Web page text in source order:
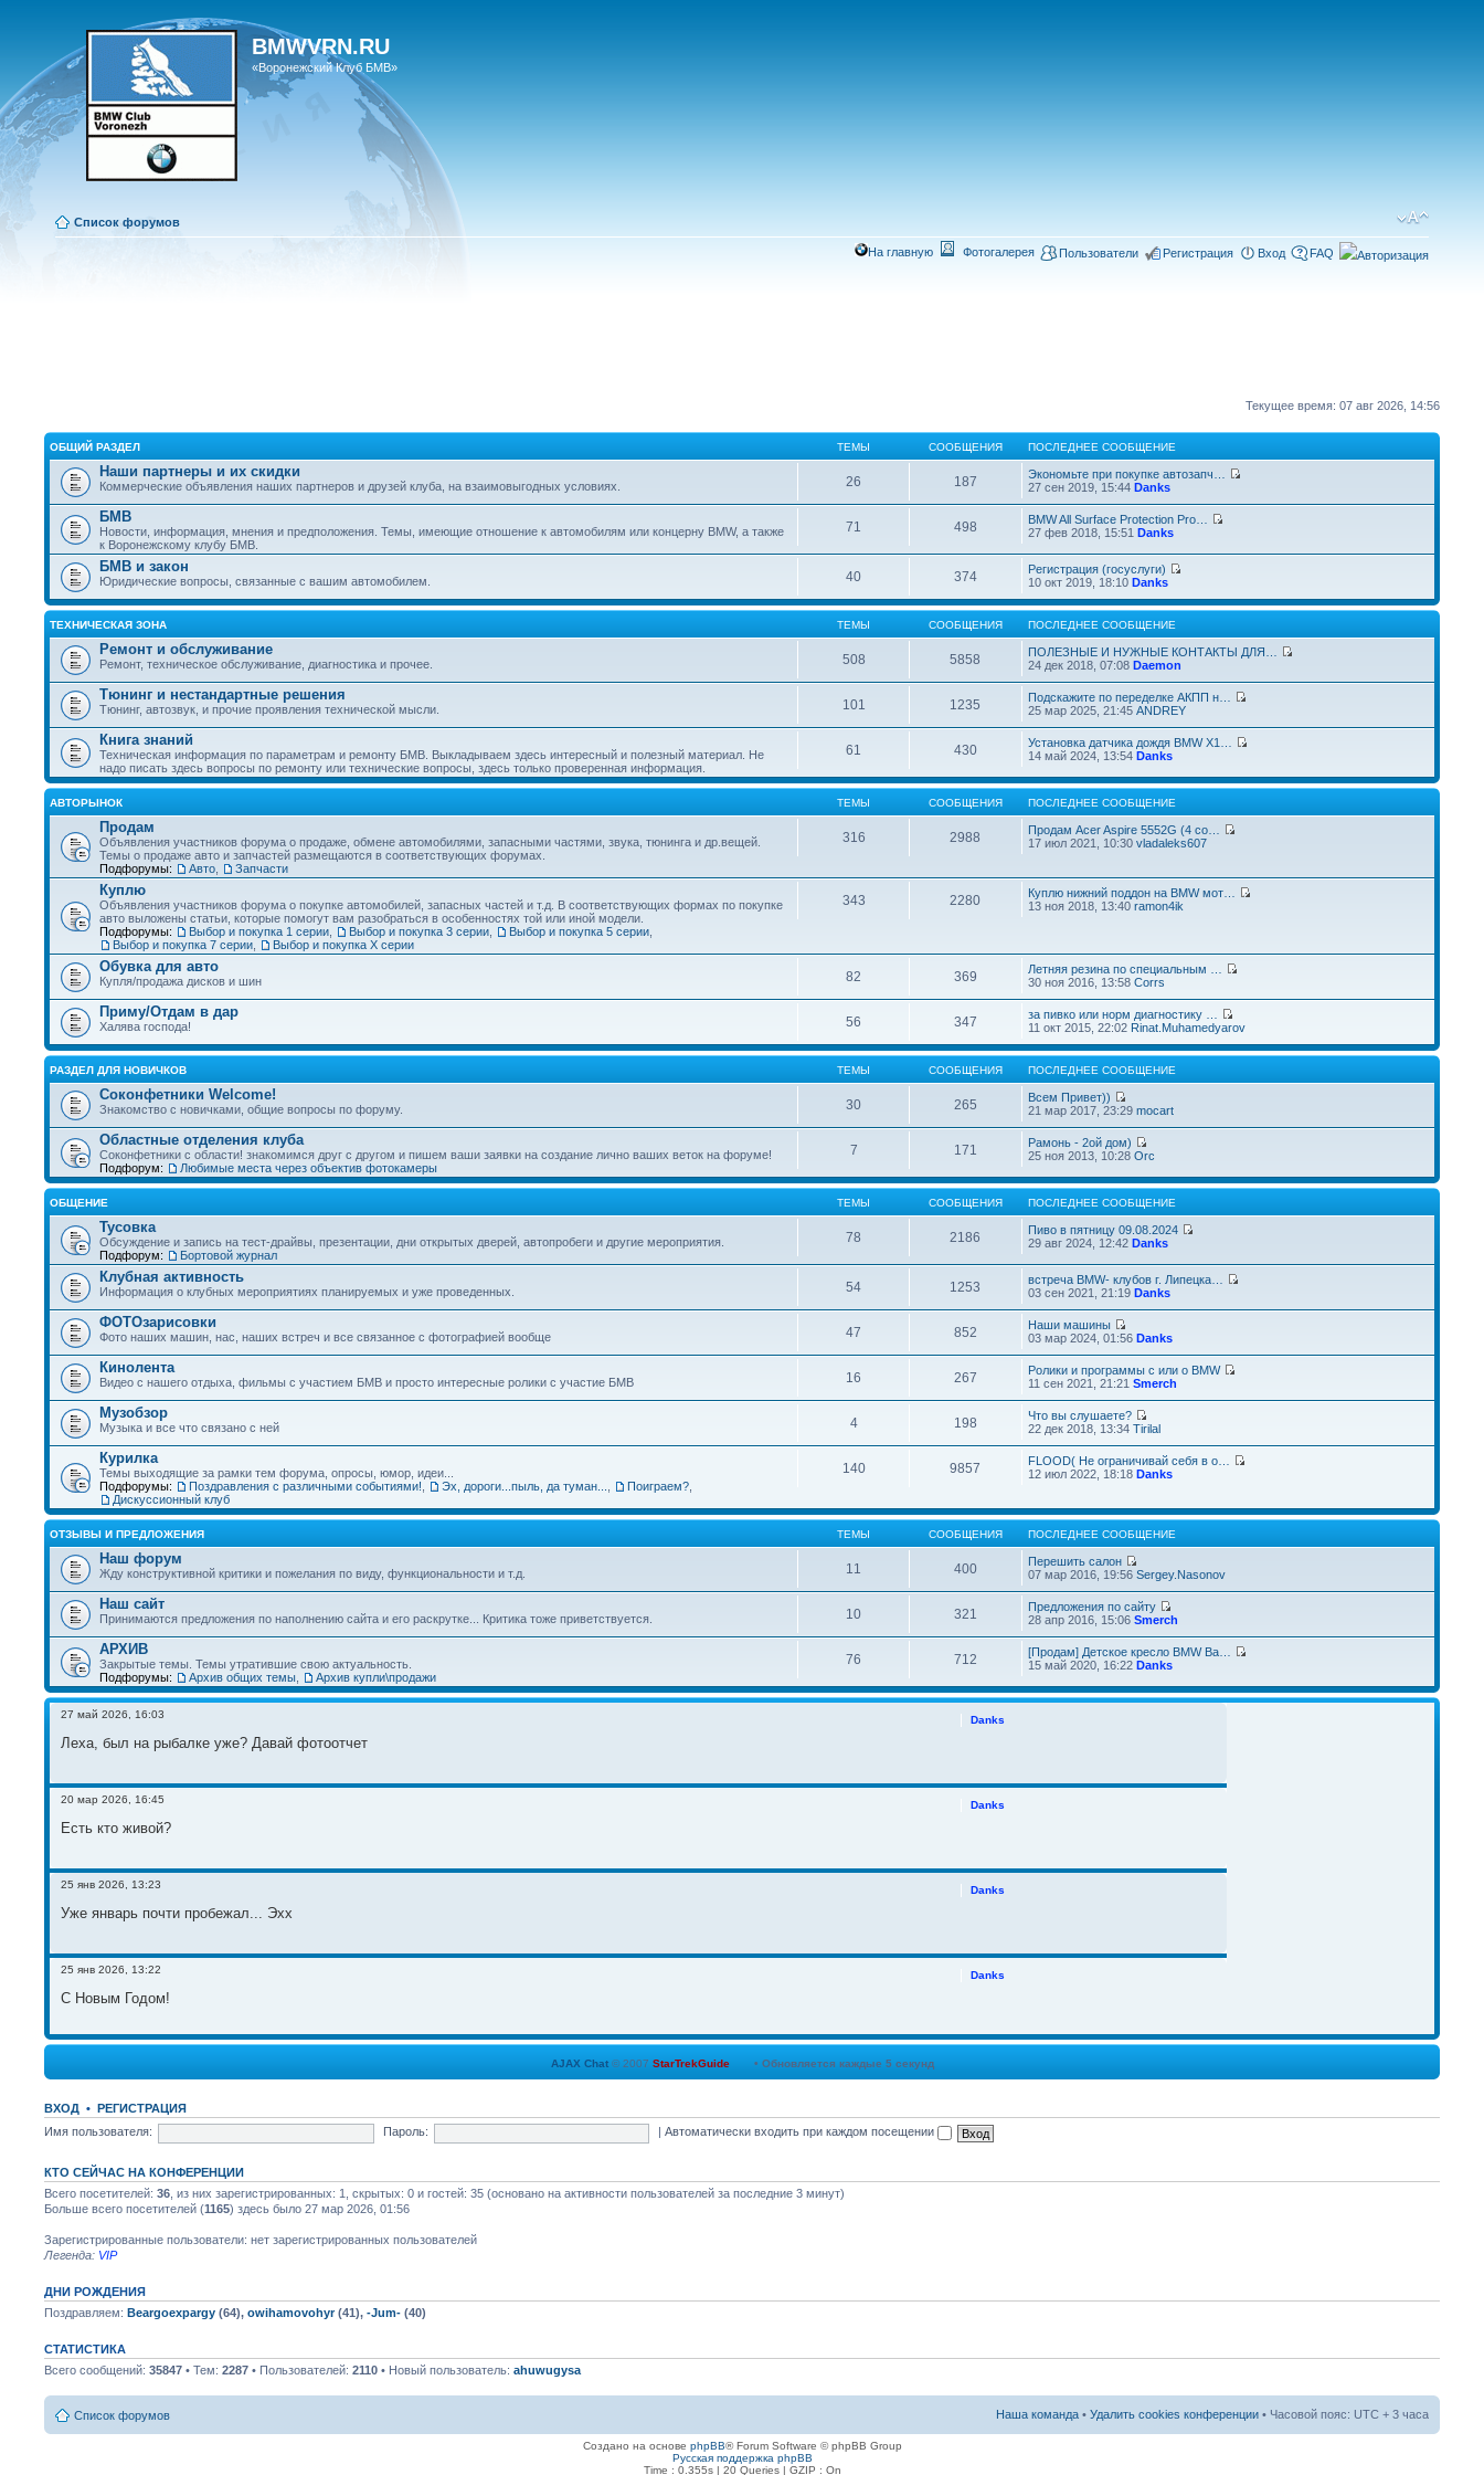
BMWVRN.RU
«Воронежский Клуб БМВ»
Список форумов
На главную Фотогалерея Пользователи Регистрация Вход FAQ
Текущее время: 07 авг 2026, 14:56
ОБЩИЙ РАЗДЕЛ ТЕМЫ СООБЩЕНИЯ ПОСЛЕДНЕЕ СООБЩЕНИЕ
Наши партнеры и их скидки
Коммерческие объявления наших партнеров и друзей клуба, на взаимовыгодных условиях. 26 187
Экономьте при покупке автозапч…
27 сен 2019, 15:44 Danks
БМВ
Новости, информация, мнения и предположения. Темы, имеющие отношение к автомобилям или концерну BMW, а также
к Воронежскому клубу БМВ.
71 498
BMW All Surface Protection Pro…
27 фев 2018, 15:51 Danks
БМВ и закон
Юридические вопросы, связанные с вашим автомобилем. 40 374
Регистрация (госуслуги)
10 окт 2019, 18:10 Danks
ТЕХНИЧЕСКАЯ ЗОНА ТЕМЫ СООБЩЕНИЯ ПОСЛЕДНЕЕ СООБЩЕНИЕ
Ремонт и обслуживание
Ремонт, техническое обслуживание, диагностика и прочее. 508 5858
ПОЛЕЗНЫЕ И НУЖНЫЕ КОНТАКТЫ ДЛЯ…
24 дек 2018, 07:08 Daemon
Тюнинг и нестандартные решения
Тюнинг, автозвук, и прочие проявления технической мысли. 101 1235
Подскажите по переделке АКПП н…
25 мар 2025, 21:45 ANDREY
Книга знаний
Техническая информация по параметрам и ремонту БМВ. Выкладываем здесь интересный и полезный материал. Не
надо писать здесь вопросы по ремонту или технические вопросы, здесь только проверенная информация.
61 430
Установка датчика дождя BMW X1…
14 май 2024, 13:54 Danks
АВТОРЫНОК ТЕМЫ СООБЩЕНИЯ ПОСЛЕДНЕЕ СООБЩЕНИЕ
Продам
Объявления участников форума о продаже, обмене автомобилями, запасными частями, звука, тюнинга и др.вещей.
Темы о продаже авто и запчастей размещаются в соответствующих форумах.
Подфорумы:
Авто Запчасти
316 2988
Продам Acer Aspire 5552G (4 co…
17 июл 2021, 10:30 vladaleks607
Куплю
Объявления участников форума о покупке автомобилей, запасных частей и т.д. В соответствующих формах по покупке
авто выложены статьи, которые помогут вам разобраться в особенностях той или иной модели.
Подфорумы:
Выбор и покупка 1 серии Выбор и покупка 3 серии Выбор и покупка 5 серии
Выбор и покупка 7 серии
Выбор и покупка Х серии
343 2280
Куплю нижний поддон на BMW мот…
13 ноя 2018, 13:40 ramon4ik
Обувка для авто
Купля/продажа дисков и шин 82 369
Летняя резина по специальным …
30 ноя 2016, 13:58 Corrs
Приму/Отдам в дар
Халява господа! 56 347
за пивко или норм диагностику …
11 окт 2015, 22:02 Rinat.Muhamedyarov
РАЗДЕЛ ДЛЯ НОВИЧКОВ ТЕМЫ СООБЩЕНИЯ ПОСЛЕДНЕЕ СООБЩЕНИЕ
Соконфетники Welcome!
Знакомство с новичками, общие вопросы по форуму. 30 265
Всем Привет))
21 мар 2017, 23:29 mocart
Областные отделения клуба
Соконфетники с области! знакомимся друг с другом и пишем ваши заявки на создание лично ваших веток на форуме!
Подфорум:
Любимые места через объектив фотокамеры
7 171
Рамонь - 2ой дом)
25 ноя 2013, 10:28 Orc
ОБЩЕНИЕ ТЕМЫ СООБЩЕНИЯ ПОСЛЕДНЕЕ СООБЩЕНИЕ
Тусовка
Обсуждение и запись на тест-драйвы, презентации, дни открытых дверей, автопробеги и другие мероприятия.
Подфорум:
Бортовой журнал
78 2186
Пиво в пятницу 09.08.2024
29 авг 2024, 12:42 Danks
Клубная активность
Информация о клубных мероприятиях планируемых и уже проведенных. 54 1253
встреча BMW- клубов г. Липецка…
03 сен 2021, 21:19 Danks
ФОТОзарисовки
Фото наших машин, нас, наших встреч и все связанное с фотографией вообще 47 852
Наши машины
03 мар 2024, 01:56 Danks
Кинолента
Видео с нашего отдыха, фильмы с участием БМВ и просто интересные ролики с участие БМВ 16 267
Ролики и программы с или о BMW
11 сен 2021, 21:21 Smerch
Музобзор
Музыка и все что связано с ней 4 198
Что вы слушаете?
22 дек 2018, 13:34 Tirilal
Курилка
Темы выходящие за рамки тем форума, опросы, юмор, идеи...
Подфорумы:
Поздравления с различными событиями! Эх, дороги...пыль, да туман... Поиграем?
Дискуссионный клуб
140 9857
FLOOD( Не ограничивай себя в о…
12 июл 2022, 18:18 Danks
ОТЗЫВЫ И ПРЕДЛОЖЕНИЯ ТЕМЫ СООБЩЕНИЯ ПОСЛЕДНЕЕ СООБЩЕНИЕ
Наш форум
Жду конструктивной критики и пожелания по виду, функциональности и т.д. 11 400
Перешить салон
07 мар 2016, 19:56 Sergey.Nasonov
Наш сайт
Принимаются предложения по наполнению сайта и его раскрутке... Критика тоже приветствуется. 10 321
Предложения по сайту
28 апр 2016, 15:06 Smerch
АРХИВ
Закрытые темы. Темы утратившие свою актуальность.
Подфорумы:
Архив общих темы Архив купли\продажи
76 712
[Продам] Детское кресло BMW Ba…
15 май 2020, 16:22 Danks
27 май 2026, 16:03
Леха, был на рыбалке уже? Давай фотоотчет
Danks
20 мар 2026, 16:45
Есть кто живой?
Danks
25 янв 2026, 13:23
Уже январь почти пробежал... Эхх
Danks
25 янв 2026, 13:22
С Новым Годом!
Danks
Всех С Новым Годом!!!
26 авг 2025, 20:26
Всем привет! Кто нас читает!
Danks
Форум стал работать с телефона )) реинкорнировался
18 июл 2025, 09:33
Привет Леха! Да теперь наверное в августе! Скоро в отпуск
17 июл 2025, 22:40 Smerch
AJAX Chat© 2007 StarTrekGuide • Обновляется каждые 5секунд
ВХОД • РЕГИСТРАЦИЯ
Имя пользователя:
Пароль: |Автоматически входить при каждом посещении
КТО СЕЙЧАС НА КОНФЕРЕНЦИИ
Всего посетителей: 36 , из них зарегистрированных: 1, скрытых: 0 и гостей: 35 (основано на активности пользователей за последние 3 минут)
Больше всего посетителей (1165) здесь было 27 мар 2026, 01:56
Зарегистрированные пользователи: нет зарегистрированных пользователей
Легенда: VIP
ДНИ РОЖДЕНИЯ
Поздравляем: Beargoexpargy (64), owihamovohyr(41), -Jum- (40)
СТАТИСТИКА
Всего сообщений: 35847 • Тем: 2287 • Пользователей: 2110 • Новый пользователь: ahuwugysa
Список форумов Наша команда • Удалить cookies конференции • Часовой пояс: UTC + 3 часа
Создано на основе phpBB® Forum Software © phpBB Group
Русская поддержка phpBB
Time : 0.355s | 20 Queries | GZIP : On